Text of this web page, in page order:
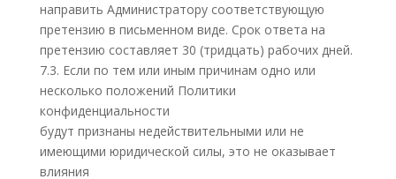
направить Администратору соответствующую
претензию в письменном виде. Срок ответа на
претензию составляет 30 (тридцать) рабочих дней.
7.3. Если по тем или иным причинам одно или
несколько положений Политики
конфиденциальности
будут признаны недействительными или не
имеющими юридической силы, это не оказывает
влияния